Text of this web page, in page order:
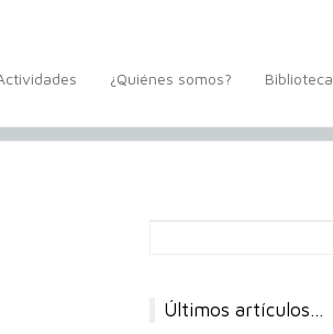
¿Quiénes somos? Biblioteca
Últimos artículos…